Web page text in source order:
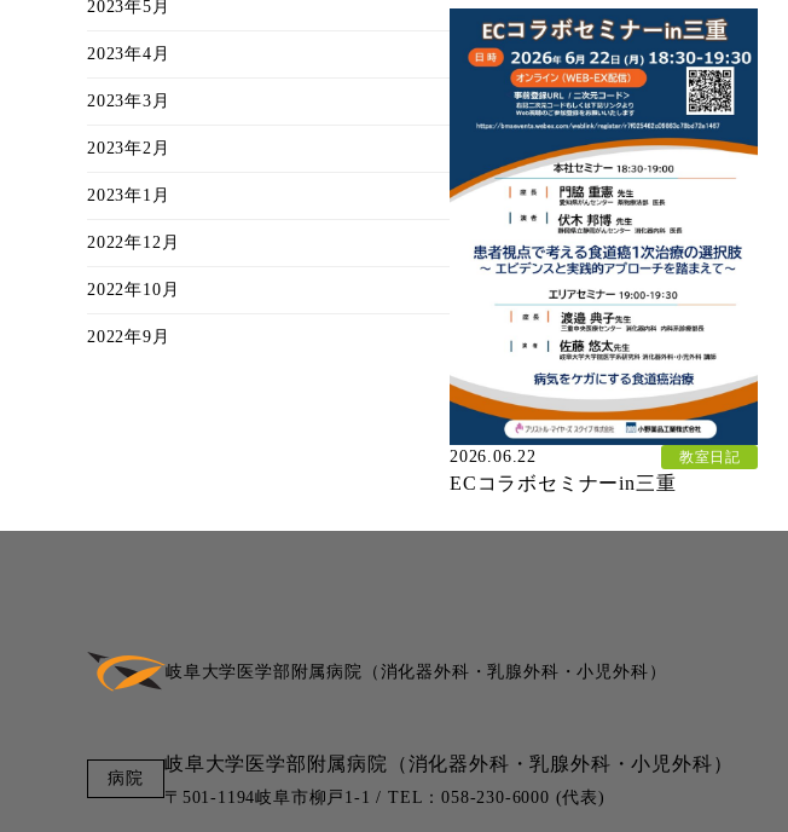
2026.06.22 教室日記
ECコラボセミナーin三重
2023年5月
2023年4月
2023年3月
2023年2月
2023年1月
2022年12月
2022年10月
2022年9月
岐阜大学医学部附属病院 （消化器外科・乳腺外科・小児外科）
岐阜大学医学部附属病院 （消化器外科・乳腺外科・小児外科）
〒501-1194岐阜市柳戸1-1 / TEL：058-230-6000 (代表)